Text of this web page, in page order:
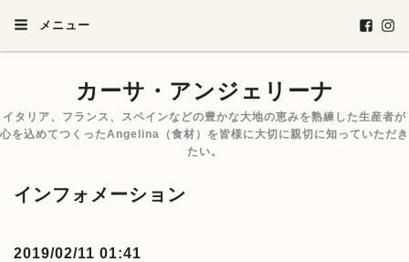
メニュー
カーサ・アンジェリーナ
イタリア、フランス、スペインなどの豊かな大地の恵みを熟練した生産者が
心を込めてつくったAngelina（食材）を皆様に大切に親切に知っていただき
たい。
インフォメーション
2019/02/11 01:41